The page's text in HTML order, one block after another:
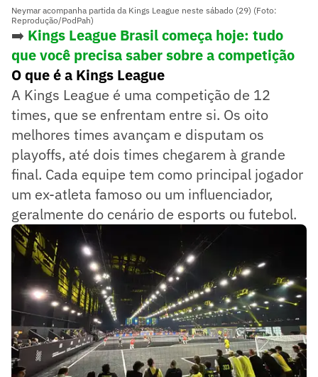
Neymar acompanha partida da Kings League neste sábado (29) (Foto:
Reprodução/PodPah)
➡️ Kings League Brasil começa hoje: tudo
que você precisa saber sobre a competição
O que é a Kings League
A Kings League é uma competição de 12
times, que se enfrentam entre si. Os oito
melhores times avançam e disputam os
playoffs, até dois times chegarem à grande
final. Cada equipe tem como principal jogador
um ex-atleta famoso ou um influenciador,
geralmente do cenário de esports ou futebol.